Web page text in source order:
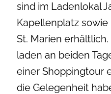
sind im Ladenlokal
Kapellenplatz
St. Marien
laden an beiden
einer Shoppingtour
die Gelegenheit